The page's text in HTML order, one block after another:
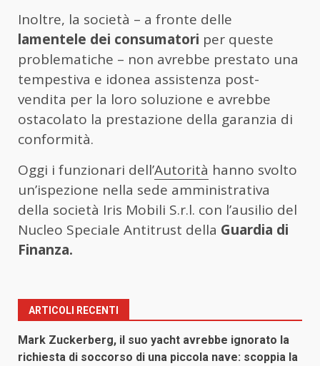
Inoltre, la società – a fronte delle
lamentele dei consumatori per queste
problematiche – non avrebbe prestato una
tempestiva e idonea assistenza post-
vendita per la loro soluzione e avrebbe
ostacolato la prestazione della garanzia di
conformità.
Oggi i funzionari dell’Autorità hanno svolto
un’ispezione nella sede amministrativa
della società Iris Mobili S.r.l. con l’ausilio del
Nucleo Speciale Antitrust della Guardia di
Finanza.
ARTICOLI RECENTI
Mark Zuckerberg, il suo yacht avrebbe ignorato la
richiesta di soccorso di una piccola nave: scoppia la